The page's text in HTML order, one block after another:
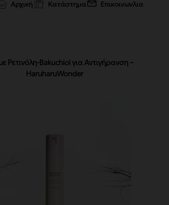
Αρχική Κατάστημα Επικοινωνλια
Ρετινόλη-Bakuchiol για Αντιγήρανση –
HaruharuWonder